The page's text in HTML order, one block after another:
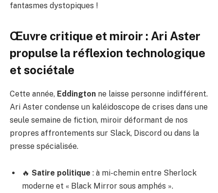
fantasmes dystopiques !
Œuvre critique et miroir : Ari Aster
propulse la réflexion technologique
et sociétale
Cette année, Eddington ne laisse personne indifférent.
Ari Aster condense un kaléidoscope de crises dans une
seule semaine de fiction, miroir déformant de nos
propres affrontements sur Slack, Discord ou dans la
presse spécialisée.
🔥 Satire politique : à mi-chemin entre Sherlock
moderne et « Black Mirror sous amphés ».